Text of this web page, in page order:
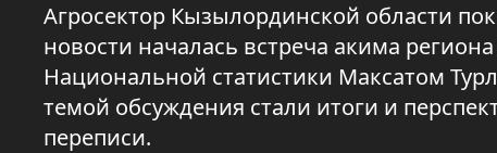
Агросектор Кызылординской области
новости началась встреча акима
Национальной статистики Максатом
темой обсуждения стали итоги и
переписи.